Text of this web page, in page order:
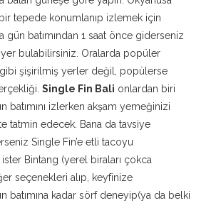
tepede konumlanıp izlemek için
gün batımından 1 saat önce giderseniz
bulabilirsiniz. Oralarda popüler
şişirilmiş yerler değil, popülerse
Single Fin Bali onlardan biri
batımını izlerken akşam yemeğinizi
tatmin edecek. Bana da tavsiye
Single Fin’e etli tacoyu
Bintang (yerel biraları çokca
seçenekleri alıp, keyfinize
batımına kadar sörf deneyip(ya da belki